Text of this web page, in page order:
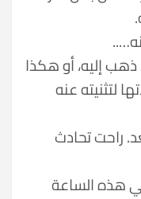
إليه، أو هكذا
لتثنيته عنه
راحت تحادث
هذه الساعة